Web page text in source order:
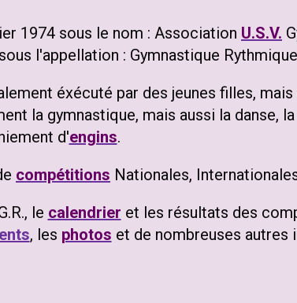
1974 sous le nom : Association U.S.V.
l'appellation : Gymnastique
éxécuté par des jeunes filles,
la gymnastique, mais aussi la danse,
d'engins.
compétitions Nationales,
le calendrier et les résultats des
, les photos et de nombreuses autres